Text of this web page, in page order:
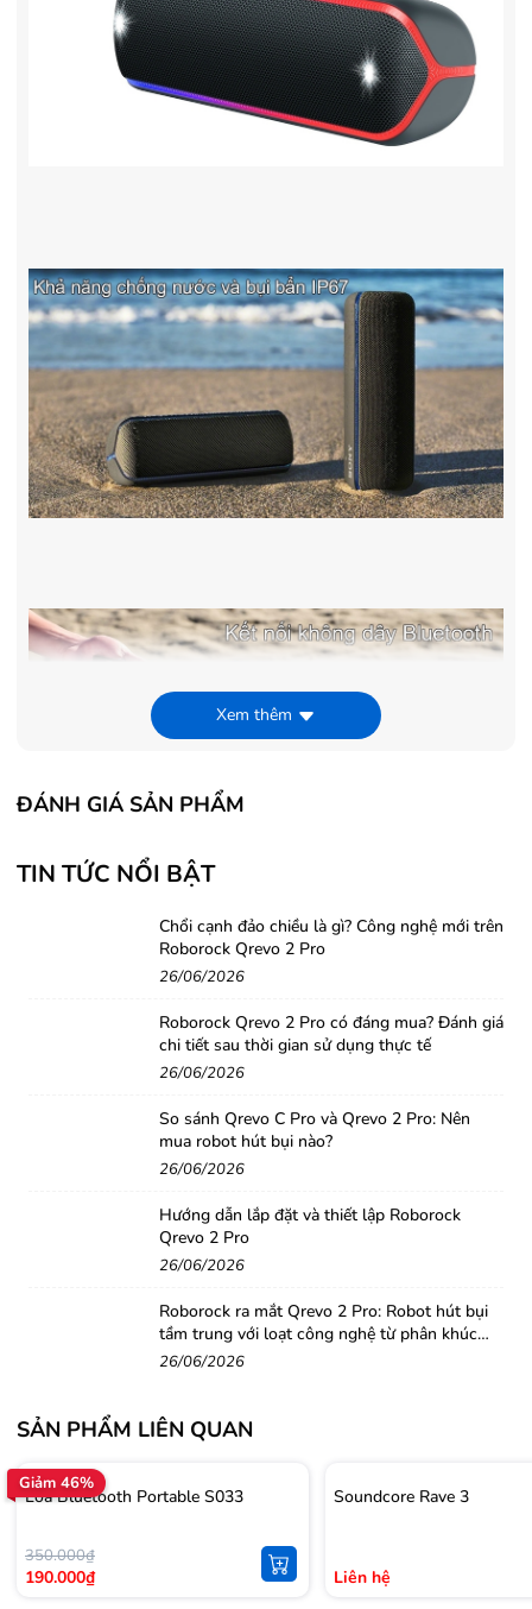
cùng lúc nút tăng và giảm âm lượng đến khi
đèn LED nguồn nháy 3 lần. Sau đó bạn có
thể gõ vào nhiều vị trí trên loa để tạo ra
những hiệu ứng âm thanh độc đáo.
Sản phẩm Sony SRS-XB32 Extra Bass hiện đang được
kinh doanh tại các cửa hàng thuộc hệ thống
Khách hàng có nhu cầu có thể ghé qua cửa hàng gần
nhất để sở hữu ngay một sản phẩm
SRS-XB32 Extra Bass
. Với những khách hàng ở xa,
Xem thêm
ĐÁNH GIÁ SẢN PHẨM
TIN TỨC NỔI BẬT
Chổi cạnh đảo chiều là gì? Công nghệ mới trên
Roborock Qrevo 2 Pro
26/06/2026
Roborock Qrevo 2 Pro có đáng mua? Đánh giá
chi tiết sau thời gian sử dụng thực tế
26/06/2026
So sánh Qrevo C Pro và Qrevo 2 Pro: Nên
mua robot hút bụi nào?
26/06/2026
Hướng dẫn lắp đặt và thiết lập Roborock
Qrevo 2 Pro
26/06/2026
Roborock ra mắt Qrevo 2 Pro: Robot hút bụi
tầm trung với loạt công nghệ từ phân khúc
cao cấp
26/06/2026
SẢN PHẨM LIÊN QUAN
Giảm 46%
Loa Bluetooth Portable S033
350.000₫
190.000₫
Soundcore Rave 3
Liên hệ